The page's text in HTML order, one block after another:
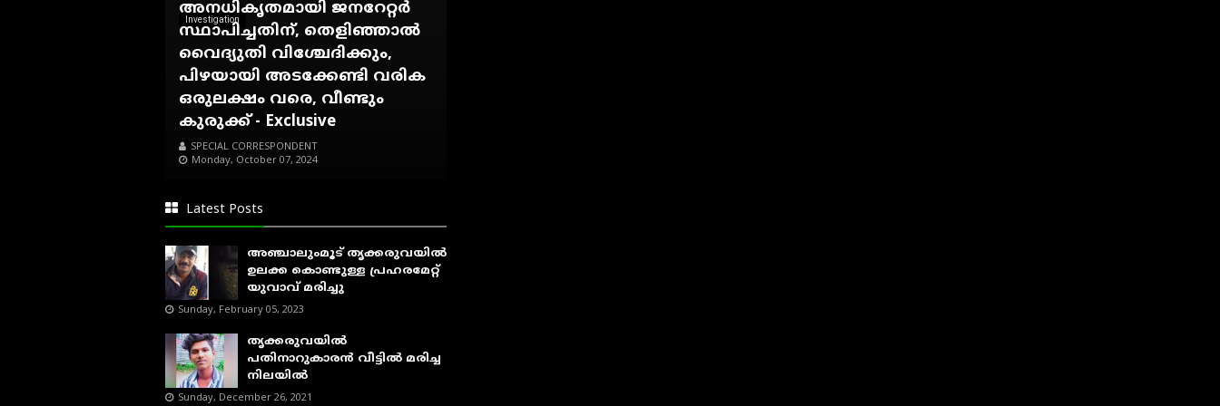
Investigation
അനധികൃതമായി ജനറേറ്റർ
സ്ഥാപിച്ചതിന്, തെളിഞ്ഞാൽ
വൈദ്യുതി വിശ്ചേദിക്കും,
പിഴയായി അടക്കേണ്ടി വരിക
ഒരുലക്ഷം വരെ, വീണ്ടും
കുരുക്ക് - Exclusive
SPECIAL CORRESPONDENT
Monday, October 07, 2024
Latest Posts
അഞ്ചാലുംമൂട് തൃക്കരുവയിൽ
ഉലക്ക കൊണ്ടുള്ള പ്രഹരമേറ്റ്
യുവാവ് മരിച്ചു
Sunday, February 05, 2023
തൃക്കരുവയിൽ
പതിനാറുകാരൻ വീട്ടിൽ മരിച്ച
നിലയിൽ
Sunday, December 26, 2021